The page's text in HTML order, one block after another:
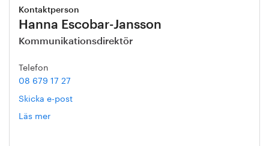
Kontaktperson
Hanna Escobar-Jansson
Kommunikationsdirektör
Telefon
08 679 17 27
Skicka e-post
Läs mer